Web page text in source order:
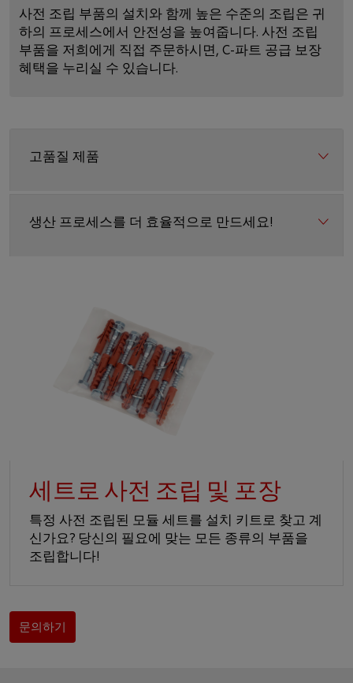
사전 조립 부품의 설치와 함께 높은 수준의 조립은 귀
하의 프로세스에서 안전성을 높여줍니다. 사전 조립
부품을 저희에게 직접 주문하시면, C-파트 공급 보장
혜택을 누리실 수 있습니다.
고품질 제품
생산 프로세스를 더 효율적으로 만드세요!
세트로 사전 조립 및 포장
특정 사전 조립된 모듈 세트를 설치 키트로 찾고 계
신가요? 당신의 필요에 맞는 모든 종류의 부품을
조립합니다!
문의하기